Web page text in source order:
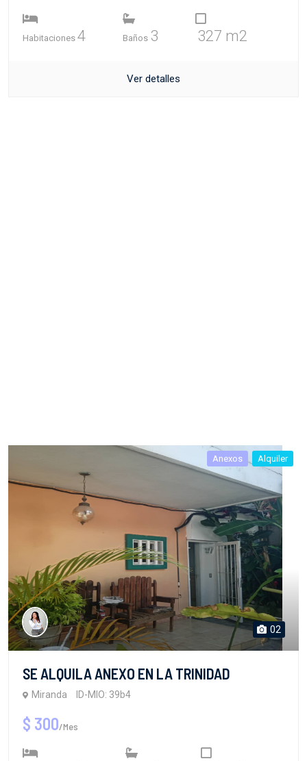
Habitaciones 4 Baños 3 327 m2
Ver detalles
Anexos Alquiler
02
SE ALQUILA ANEXO EN LA TRINIDAD
Miranda ID-MIO: 39b4
$ 300/Mes